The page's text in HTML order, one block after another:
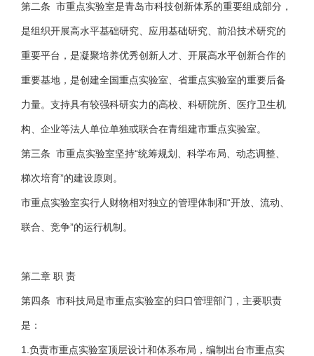
第二条 市重点实验室是青岛市科技创新体系的重要组成部分，
是组织开展高水平基础研究、应用基础研究、前沿技术研究的
重要平台，是凝聚培养优秀创新人才、开展高水平创新合作的
重要基地，是创建全国重点实验室、省重点实验室的重要后备
力量。支持具有较强科研实力的高校、科研院所、医疗卫生机
构、企业等法人单位单独或联合在青组建市重点实验室。
第三条 市重点实验室坚持“统筹规划、科学布局、动态调整、
梯次培育”的建设原则。
市重点实验室实行人财物相对独立的管理体制和“开放、流动、
联合、竞争”的运行机制。
第二章 职 责
第四条 市科技局是市重点实验室的归口管理部门，主要职责
是：
1.负责市重点实验室顶层设计和体系布局，编制出台市重点实